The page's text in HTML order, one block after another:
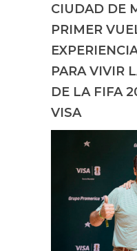
CIUDAD DE
PRIMER
PARA VIVIR
DE LA FIFA
VISA